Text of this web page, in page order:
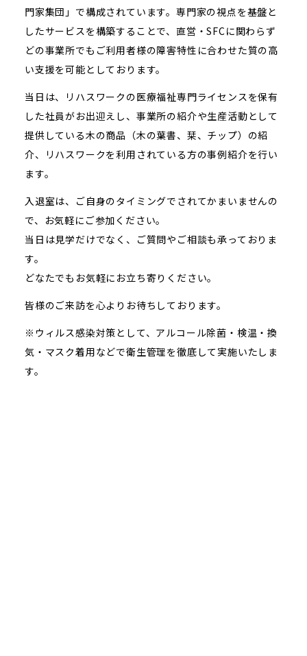
門家集団」で構成されています。専門家の視点を基盤と
したサービスを構築することで、直営・SFCに関わらず
どの事業所でもご利用者様の障害特性に合わせた質の高
い支援を可能としております。
当日は、リハスワークの医療福祉専門ライセンスを保有
した社員がお出迎えし、事業所の紹介や生産活動として
提供している木の商品（木の葉書、栞、チップ）の紹
介、リハスワークを利用されている方の事例紹介を行い
ます。
入退室は、ご自身のタイミングでされてかまいませんの
で、お気軽にご参加ください。
当日は見学だけでなく、ご質問やご相談も承っておりま
す。
どなたでもお気軽にお立ち寄りください。
皆様のご来訪を心よりお待ちしております。
※ウィルス感染対策として、アルコール除菌・検温・換
気・マスク着用などで衛生管理を徹底して実施いたしま
す。